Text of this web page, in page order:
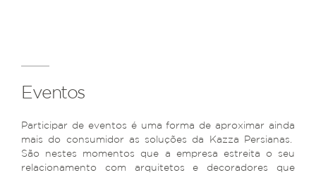
Eventos
Participar de eventos é uma forma de aproximar ainda
mais do consumidor as soluções da Kazza Persianas.
São nestes momentos que a empresa estreita o seu
relacionamento com arquitetos e decoradores que